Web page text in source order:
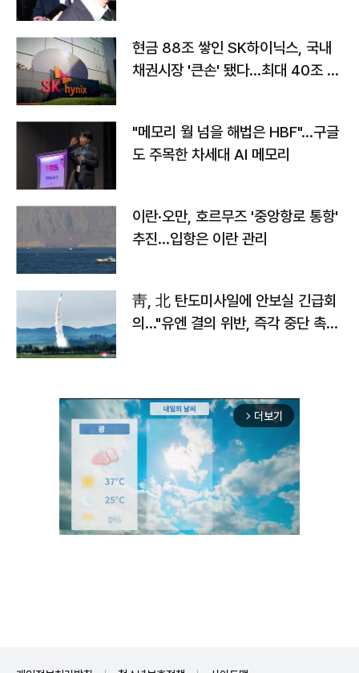
현금 88조 쌓인 SK하이닉스, 국내
채권시장 '큰손' 됐다…최대 40조 투
"메모리 월 넘을 해법은 HBF"…구글
도 주목한 차세대 AI 메모리
이란·오만, 호르무즈 '중앙항로 통항'
추진…입항은 이란 관리
靑, 北 탄도미사일에 안보실 긴급회
의…"유엔 결의 위반, 즉각 중단 촉
arrow_forward_ios 더보기